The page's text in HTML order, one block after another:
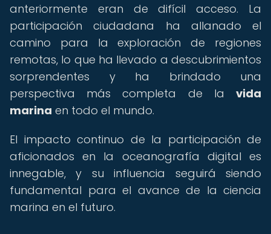
anteriormente eran de difícil acceso. La
participación ciudadana ha allanado el
camino para la exploración de regiones
remotas, lo que ha llevado a descubrimientos
sorprendentes y ha brindado una
perspectiva más completa de la vida
marina en todo el mundo.
El impacto continuo de la participación de
aficionados en la oceanografía digital es
innegable, y su influencia seguirá siendo
fundamental para el avance de la ciencia
marina en el futuro.